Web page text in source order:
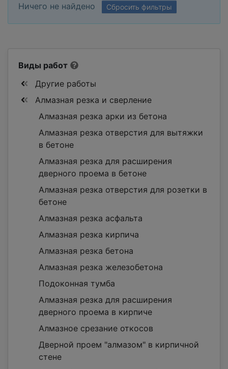
Ничего не найдено Сбросить фильтры
Виды работ
Другие работы
Алмазная резка и сверление
Алмазная резка арки из бетона
Алмазная резка отверстия для вытяжки
в бетоне
Алмазная резка для расширения
дверного проема в бетоне
Алмазная резка отверстия для розетки в
бетоне
Алмазная резка асфальта
Алмазная резка кирпича
Алмазная резка бетона
Алмазная резка железобетона
Подоконная тумба
Алмазная резка для расширения
дверного проема в кирпиче
Алмазное срезание откосов
Дверной проем "алмазом" в кирпичной
стене